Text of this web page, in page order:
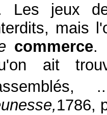
Les jeux
mais
commerce.
ait
1786,